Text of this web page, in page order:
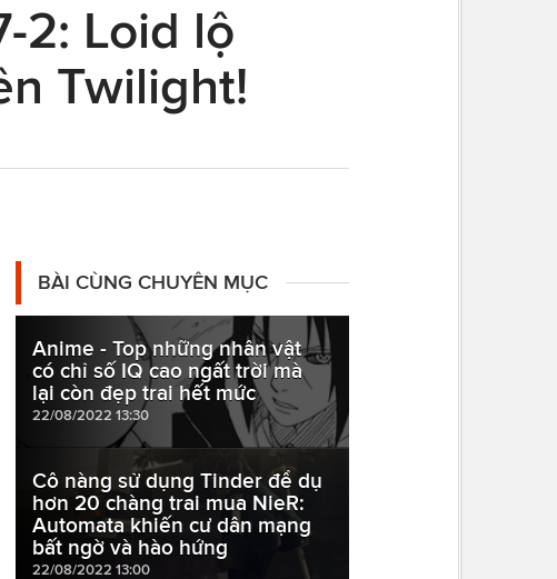
2: Loid lộ
Twilight!
BÀI CÙNG CHUYÊN MỤC
Anime - Top những nhân vật
có chỉ số IQ cao ngất trời mà
lại còn đẹp trai hết mức
22/08/2022 13:30
Cô nàng sử dụng Tinder để dụ
hơn 20 chàng trai mua NieR:
Automata khiến cư dân mạng
bất ngờ và hào hứng
22/08/2022 13:00